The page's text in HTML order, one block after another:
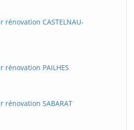
CASTELNAU-
rénovation PAILHES
rénovation SABARAT